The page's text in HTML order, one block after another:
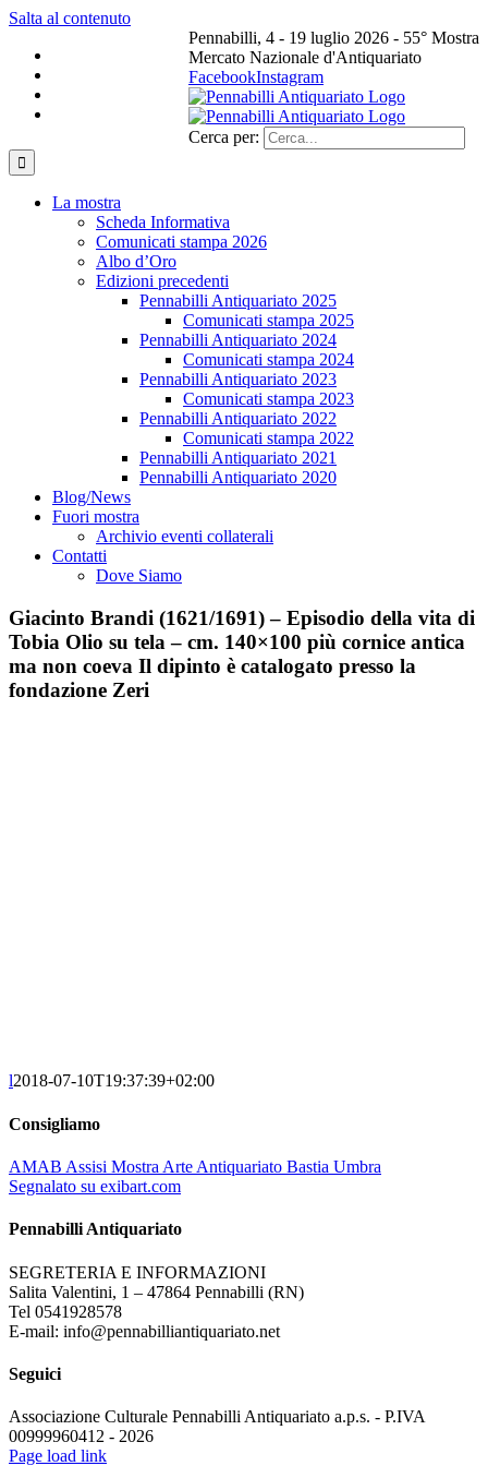
Salta al contenuto
Pennabilli, 4 - 19 luglio 2026 - 55° Mostra
Mercato Nazionale d'Antiquariato
FacebookInstagram
Cerca per:
La mostra
Scheda Informativa
Comunicati stampa 2026
Albo d’Oro
Edizioni precedenti
Pennabilli Antiquariato 2025
Comunicati stampa 2025
Pennabilli Antiquariato 2024
Comunicati stampa 2024
Pennabilli Antiquariato 2023
Comunicati stampa 2023
Pennabilli Antiquariato 2022
Comunicati stampa 2022
Pennabilli Antiquariato 2021
Pennabilli Antiquariato 2020
Blog/News
Fuori mostra
Archivio eventi collaterali
Contatti
Dove Siamo
Giacinto Brandi (1621/1691) – Episodio della vita di
Tobia Olio su tela – cm. 140×100 più cornice antica
ma non coeva Il dipinto è catalogato presso la
fondazione Zeri
l2018-07-10T19:37:39+02:00
Consigliamo
AMAB Assisi Mostra Arte Antiquariato Bastia Umbra
Segnalato su exibart.com
Pennabilli Antiquariato
SEGRETERIA E INFORMAZIONI
Salita Valentini, 1 – 47864 Pennabilli (RN)
Tel 0541928578
E-mail: info@pennabilliantiquariato.net
Seguici
Associazione Culturale Pennabilli Antiquariato a.p.s. - P.IVA
00999960412 - 2026
Page load link